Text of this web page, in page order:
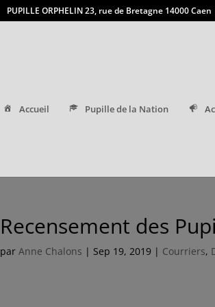
PUPILLE ORPHELIN 23, rue de Bretagne 14000 Caen
Accueil Pupille de la Nation
Recensement des
parAnne Chalons | Sep 19, 2019 | Courriers,